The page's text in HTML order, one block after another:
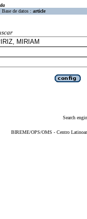
Base de datos : article
Search
BIREME/OPS/OMS - Centro